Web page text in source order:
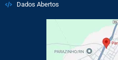
Dados Abertos